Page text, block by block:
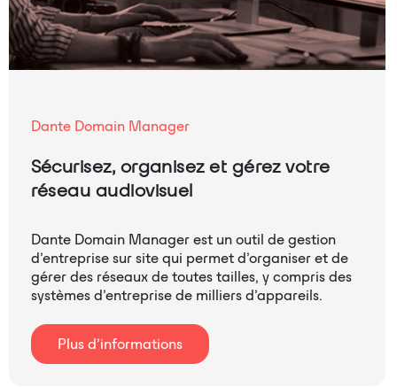
Dante Domain Manager
Sécurisez, organisez et gérez votre
réseau audiovisuel
Dante Domain Manager est un outil de gestion
d’entreprise sur site qui permet d’organiser et de
gérer des réseaux de toutes tailles, y compris des
systèmes d’entreprise de milliers d’appareils.
Plus d’informations